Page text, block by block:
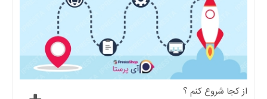
از کجا شروع کنم ؟